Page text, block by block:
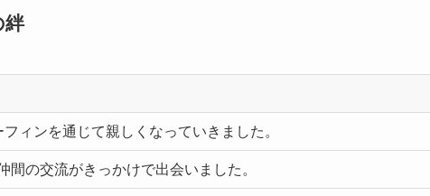
絆
ィンを通じて親しくなっていきました。
間の交流がきっかけで出会いました。